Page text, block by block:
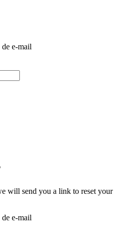
e-mail
will send you a link to reset your
e-mail